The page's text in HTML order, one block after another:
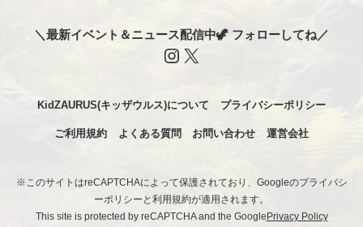
＼最新イベント＆ニュース配信中🦖 フォローしてね／
Instagram
X
KidZAURUS(キッザウルス)について プライバシーポリシー
ご利用規約 よくある質問 お問い合わせ 運営会社
※このサイトはreCAPTCHAによって保護されており、Googleのプライバシ
ーポリシーと利用規約が適用されます。
This site is protected by reCAPTCHA and the GooglePrivacy Policy